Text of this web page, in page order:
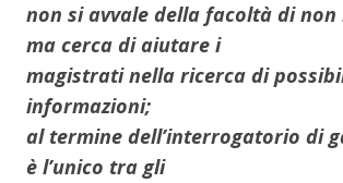
non si avvale della facoltà di non
ma cerca di aiutare i
magistrati nella ricerca di
informazioni;
al termine dell’interrogatorio di
è l’unico tra gli